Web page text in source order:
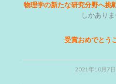
物理学の新たな研究分野へ挑
しかありま
受賞おめでとう
2021年10月7日